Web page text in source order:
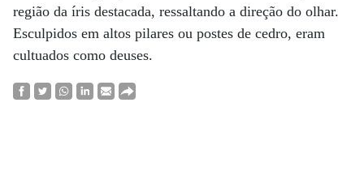
região da íris destacada, ressaltando a direção do olhar.
Esculpidos em altos pilares ou postes de cedro, eram
cultuados como deuses.